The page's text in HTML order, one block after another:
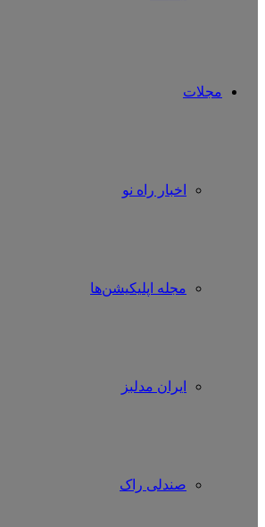
مجلات
اخبار راه نو
مجله اپلیکیشن‌ها
ایران مدلبز
صندلی راک